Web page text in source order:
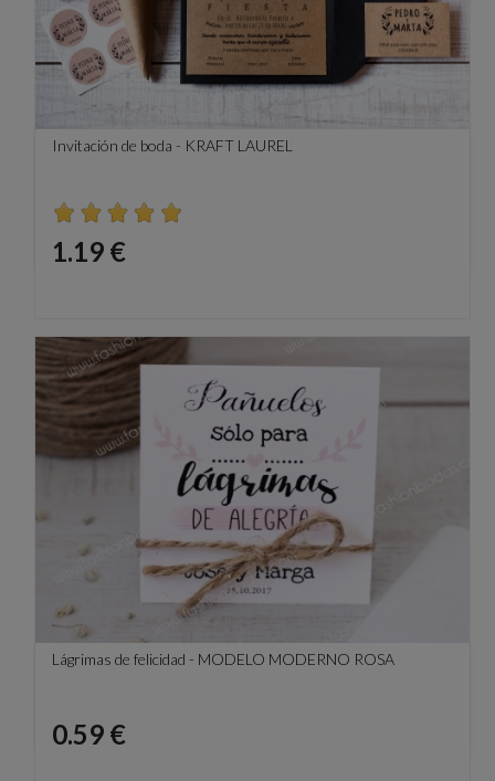
Invitación de boda - KRAFT LAUREL
Precio
1.19 €
Lágrimas de felicidad - MODELO MODERNO ROSA
Precio
0.59 €